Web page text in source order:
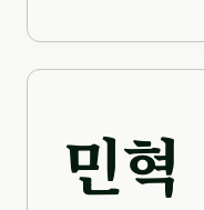
민혁